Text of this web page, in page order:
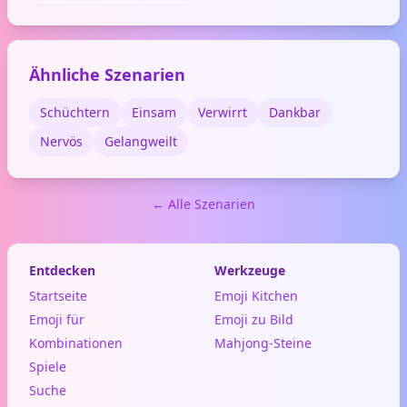
Song magst oder etwas mit
Musik zu tun hat. Auf
setzt du sie gerne in Chats
ein.
Ähnliche Szenarien
Schüchtern Einsam Verwirrt
Dankbar
Nervös
Gelangweilt
← Alle Szenarien
Entdecken
Startseite
Emoji für
Kombinationen
Spiele
Suche
Werkzeuge
Emoji Kitchen
Emoji zu Bild
Mahjong-Steine